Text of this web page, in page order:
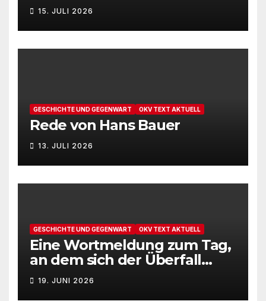
15. JULI 2026
GESCHICHTE UND GEGENWART OKV TEXT AKTUELL
Rede von Hans Bauer
13. JULI 2026
GESCHICHTE UND GEGENWART OKV TEXT AKTUELL
Eine Wortmeldung zum Tag,
an dem sich der Überfall
Deutschlands auf die UdSSR
1941 zum 85. Male jährt
19. JUNI 2026